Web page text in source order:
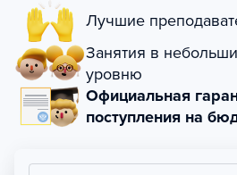
Лучшие
Занятия в
уровню
Официальная
поступления на